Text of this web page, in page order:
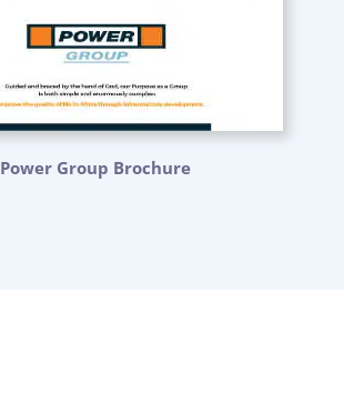
Power Group Brochure